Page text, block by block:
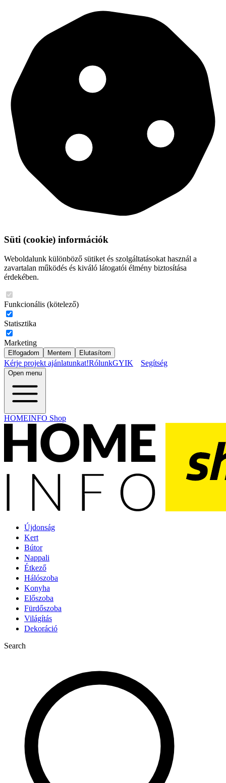
Süti (cookie) információk
Weboldalunk különböző sütiket és szolgáltatásokat használ a
zavartalan működés és kiváló látogatói élmény biztosítása
érdekében.
Funkcionális (kötelező)
Statisztika
Marketing
Elfogadom Mentem Elutasítom
Kérje projekt ajánlatunkat!RólunkGYIK Segítség
Open menu
HOMEINFO Shop
Újdonság
Kert
Bútor
Nappali
Étkező
Hálószoba
Konyha
Előszoba
Fürdőszoba
Világítás
Dekoráció
Search